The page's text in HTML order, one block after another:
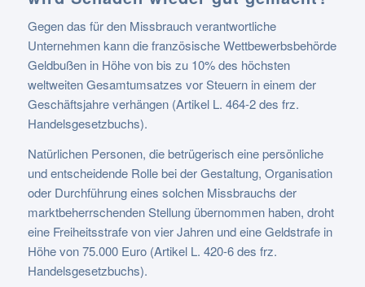
Gegen das für den Missbrauch verantwortliche
Unternehmen kann die französische Wettbewerbsbehörde
Geldbußen in Höhe von bis zu 10% des höchsten
weltweiten Gesamtumsatzes vor Steuern in einem der
Geschäftsjahre verhängen (Artikel L. 464-2 des frz.
Handelsgesetzbuchs).
Natürlichen Personen, die betrügerisch eine persönliche
und entscheidende Rolle bei der Gestaltung, Organisation
oder Durchführung eines solchen Missbrauchs der
marktbeherrschenden Stellung übernommen haben, droht
eine Freiheitsstrafe von vier Jahren und eine Geldstrafe in
Höhe von 75.000 Euro (Artikel L. 420-6 des frz.
Handelsgesetzbuchs).